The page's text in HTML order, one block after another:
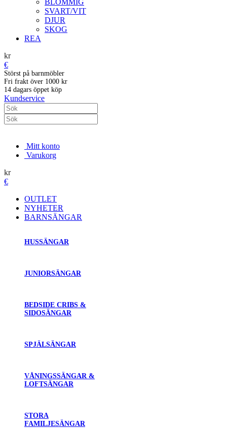
BLOMMIG
SVART/VIT
DJUR
SKOG
REA
kr
€
Störst på barnmöbler
Fri frakt över 1000 kr
14 dagars öppet köp
Kundservice
Mitt konto
Varukorg
kr
€
OUTLET
NYHETER
BARNSÄNGAR
HUSSÄNGAR
JUNIORSÄNGAR
BEDSIDE CRIBS &
SIDOSÄNGAR
SPJÄLSÄNGAR
VÅNINGSSÄNGAR &
LOFTSÄNGAR
STORA
FAMILJESÄNGAR